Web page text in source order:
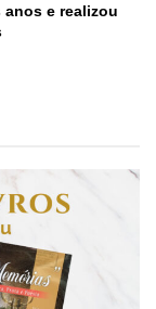
e realizou